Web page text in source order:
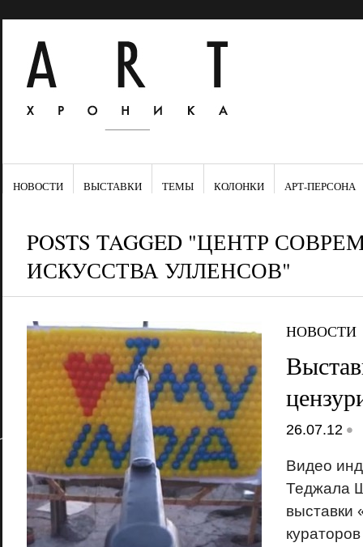
НОВОСТИ ВЫСТАВКИ ТЕМЫ КОЛОНКИ АРТ-ПЕРСОНА
POSTS TAGGED "ЦЕНТР
ИСКУССТВА УЛЛЕНСОВ"
НОВОСТИ
26.07.12 •
Видео
Теджала
выставки